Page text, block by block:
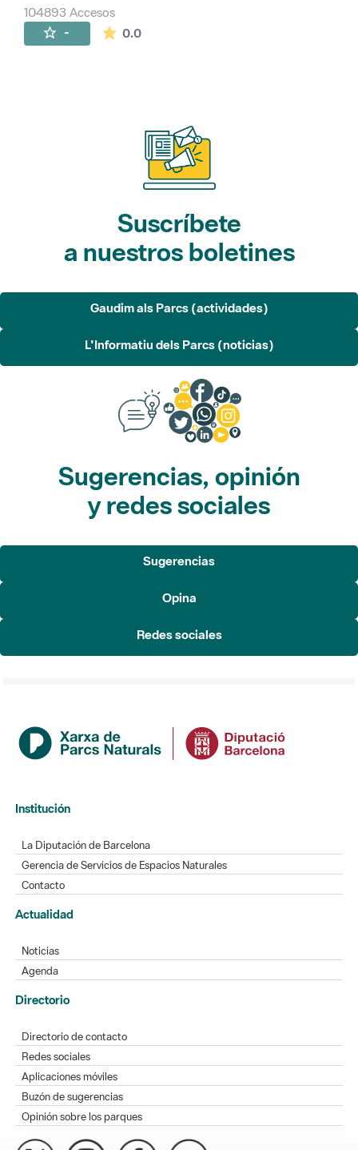
104893 Accesos
- 0.0La valoración media es de 0 estrellas de
Suscríbete
a nuestros boletines
Gaudim als Parcs (actividades)
L'Informatiu dels Parcs (noticias)
Sugerencias, opinión
y redes sociales
Sugerencias
Opina
Redes sociales
Institución
La Diputación de Barcelona
Gerencia de Servicios de Espacios Naturales
Contacto
Actualidad
Noticias
Agenda
Directorio
Directorio de contacto
Redes sociales
Aplicaciones móviles
Buzón de sugerencias
Opinión sobre los parques